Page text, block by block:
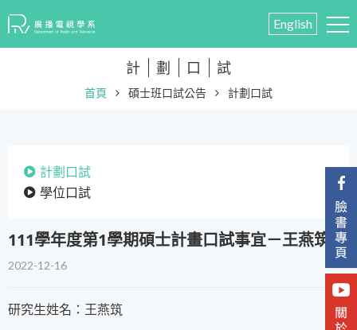
English
計 劃 口 試
首頁 碩士班口試公告 計劃口試
計劃口試
學位口試
​111學年度第1學期碩士計畫口試事宜－王燕筑
2022-12-16
研究生姓名：王燕筑